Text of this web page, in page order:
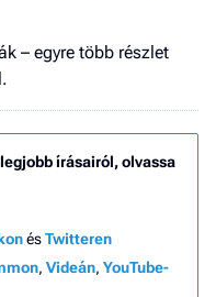
– egyre több részlet
írásairól, olvassa
ésTwitteren
, Videán, YouTube-